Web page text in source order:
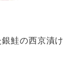
鮭の西京漬け